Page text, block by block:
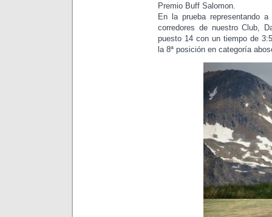
Premio Buff Salomon.
En la prueba representando
corredores de nuestro Club,
puesto 14 con un tiempo de
la 8ª posición en categoría